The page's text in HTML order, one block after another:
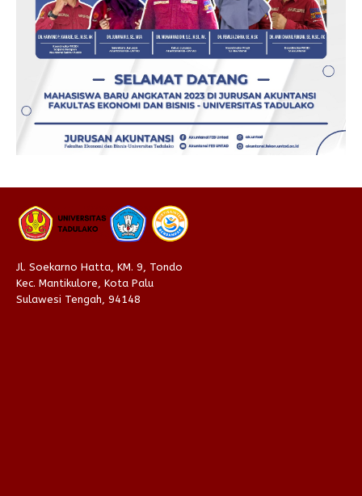
Jl. Soekarno Hatta, KM. 9, Tondo
Kec. Mantikulore, Kota Palu
Sulawesi Tengah, 94148